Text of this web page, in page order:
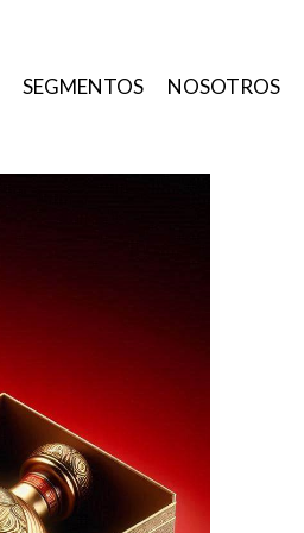
SEGMENTOS NOSOTROS